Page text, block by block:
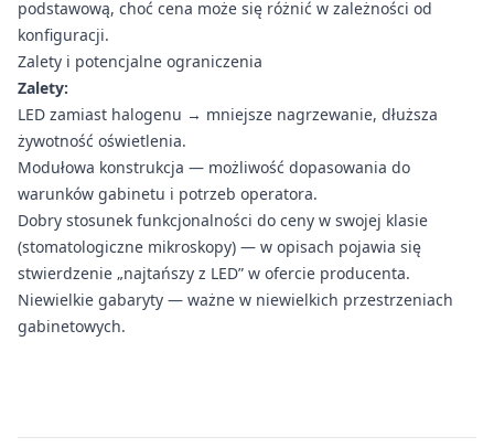
podstawową, choć cena może się różnić w zależności od
konfiguracji.
Zalety i potencjalne ograniczenia
Zalety:
LED zamiast halogenu → mniejsze nagrzewanie, dłuższa
żywotność oświetlenia.
Modułowa konstrukcja — możliwość dopasowania do
warunków gabinetu i potrzeb operatora.
Dobry stosunek funkcjonalności do ceny w swojej klasie
(stomatologiczne mikroskopy) — w opisach pojawia się
stwierdzenie „najtańszy z LED” w ofercie producenta.
Niewielkie gabaryty — ważne w niewielkich przestrzeniach
gabinetowych.